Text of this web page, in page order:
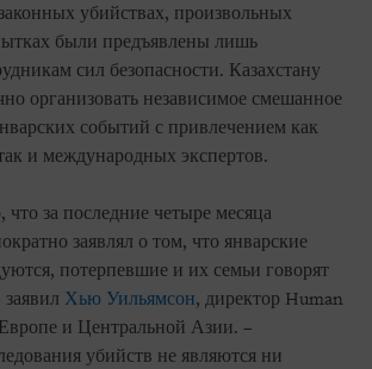
убийствах, произвольных
были предъявлены лишь
сил безопасности. Казахстану
организовать независимое смешанное
событий с привлечением как
и международных экспертов.
что за последние четыре месяца
заявлял о том, что январские
потерпевшие и их семьи говорят
Хью Уильямсон, директор Human
и Центральной Азии. –
убийств не являются ни